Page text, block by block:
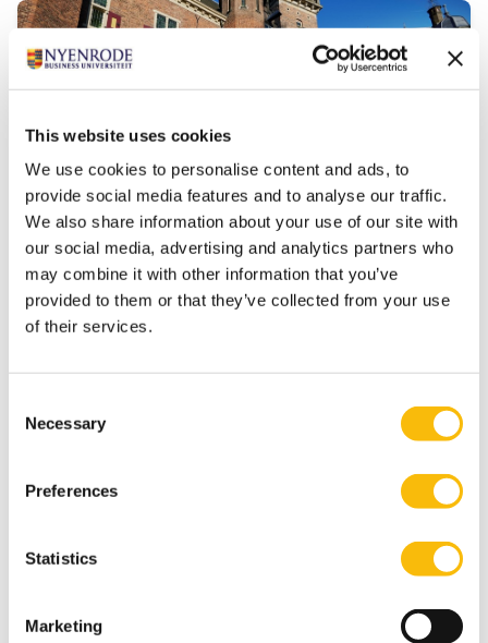
This website uses cookies
We use cookies to personalise content and ads, to
provide social media features and to analyse our traffic.
We also share information about your use of our site with
our social media, advertising and analytics partners who
may combine it with other information that you’ve
provided to them or that they’ve collected from your use
of their services.
Selection
Necessary
Preferences
Statistics
Marketing
leider of ondernemer die richting geeft,
verantwoordelijkheid neemt en oog houdt voor
mens, organisatie en maatschappij.
(Pre-) Master of Science in
Management | Full-time
Startdatum:
Taal:
Locatie:
Deze master in management duurt 16 maanden
(inclusief pre-master), heeft 3 specialisaties en geeft
arbeidsmarkt.